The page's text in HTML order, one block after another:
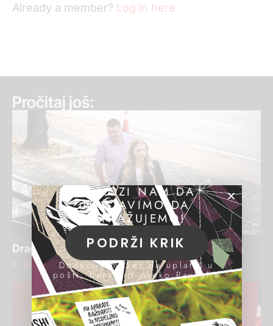
Already a member? Log in here
Pročitaj još:
Draginja Bajić ponovo osuđena za pranje para
4. avgust 2026.
POMOZI NAM DA
NASTAVIMO DA
ISTRAŽUJEMO!
PODRŽI KRIK
Donacije možeš da uplatiš u
pošti, banci ili preko PayPal-a